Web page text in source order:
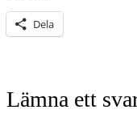
Dela
Lämna ett